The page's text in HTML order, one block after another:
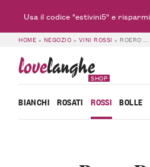
HOME » NEGOZIO » VINI ROSSI » ROERO DOCG
lovelanghe
SHOP
BIANCHI ROSATI ROSSI BOLLE
Usa il codice "estivini5" e